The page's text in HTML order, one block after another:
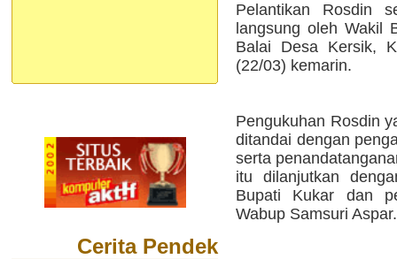
Cerita Pendek
Pelantikan Rosdin
langsung oleh Wakil
Balai Desa Kersik,
(22/03) kemarin.
Pengukuhan Rosdin
ditandai dengan
serta
itu dilanjutkan
Bupati Kukar dan
Wabup Samsuri Aspar.